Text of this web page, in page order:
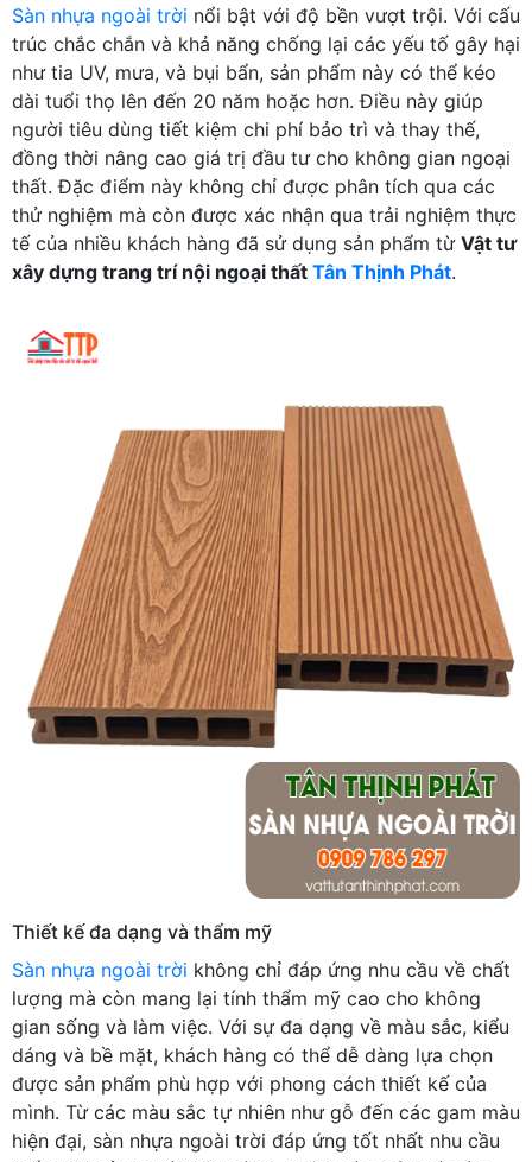
Sàn nhựa ngoài trời nổi bật với độ bền vượt trội. Với cấu
trúc chắc chắn và khả năng chống lại các yếu tố gây hại
như tia UV, mưa, và bụi bẩn, sản phẩm này có thể kéo
dài tuổi thọ lên đến 20 năm hoặc hơn. Điều này giúp
người tiêu dùng tiết kiệm chi phí bảo trì và thay thế,
đồng thời nâng cao giá trị đầu tư cho không gian ngoại
thất. Đặc điểm này không chỉ được phân tích qua các
thử nghiệm mà còn được xác nhận qua trải nghiệm thực
tế của nhiều khách hàng đã sử dụng sản phẩm từ Vật tư
xây dựng trang trí nội ngoại thất Tân Thịnh Phát.
Thiết kế đa dạng và thẩm mỹ
Sàn nhựa ngoài trời không chỉ đáp ứng nhu cầu về chất
lượng mà còn mang lại tính thẩm mỹ cao cho không
gian sống và làm việc. Với sự đa dạng về màu sắc, kiểu
dáng và bề mặt, khách hàng có thể dễ dàng lựa chọn
được sản phẩm phù hợp với phong cách thiết kế của
mình. Từ các màu sắc tự nhiên như gỗ đến các gam màu
hiện đại, sàn nhựa ngoài trời đáp ứng tốt nhất nhu cầu